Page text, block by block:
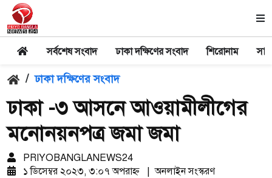
সর্বশেষ সংবাদ ঢাকা দক্ষিণের সংবাদ শিরোনাম
/ ঢাকা দক্ষিণের সংবাদ
ঢাকা -৩ আসনে আওয়ামীলীগের
মনোনয়নপত্র জমা জমা
PRIYOBANGLANEWS24
১ ডিসেম্বর ২০২৩, ৩:০৭ অপরাহ্ন
অনলাইন সংস্করণ